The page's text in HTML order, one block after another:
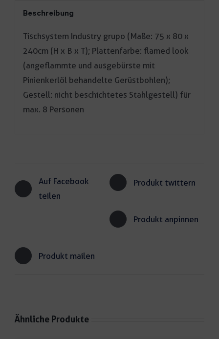
Beschreibung
Tischsystem Industry grupo (Maße: 75 x 80 x
240cm (H x B x T); Plattenfarbe: flamed look
(angeflammte und ausgebürste mit
Pinienkerlöl behandelte Gerüstbohlen);
Gestell: nicht beschichtetes Stahlgestell) für
max. 8 Personen
Auf Facebook
teilen
Produkt twittern
Produkt anpinnen
Produkt mailen
Ähnliche Produkte